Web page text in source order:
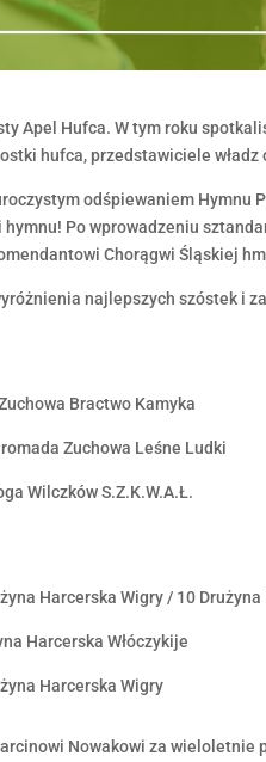
Apel Hufca. W tym roku
hufca, przedstawiciele
odśpiewaniem Hymnu
Po wprowadzeniu
Chorągwi Śląskiej
najlepszych szóstek i
Bractwo Kamyka
Zuchowa Leśne Ludki
Wilczków S.Z.K.W.A.Ł.
Harcerska Wigry / 10
Harcerska Włóczykije
Harcerska Wigry
Nowakowi za wieloletnie